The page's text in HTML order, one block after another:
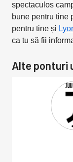
spectaculos
bune pentru tine
pentru tine și
ca tu să fii
Alte ponturi